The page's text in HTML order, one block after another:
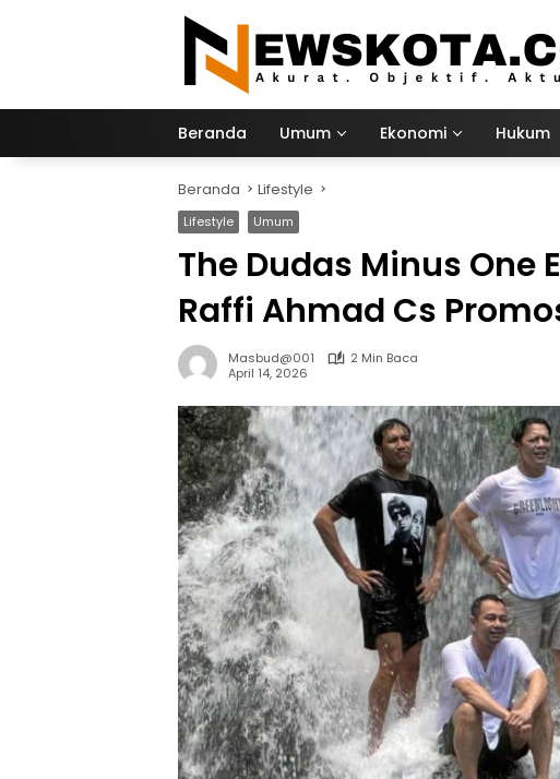
Beranda Umum Ekonomi Hukum
Beranda Lifestyle
Lifestyle Umum
The Dudas Minus One
Raffi Ahmad Cs
Masbud@001
2 Min Baca
April 14, 2026